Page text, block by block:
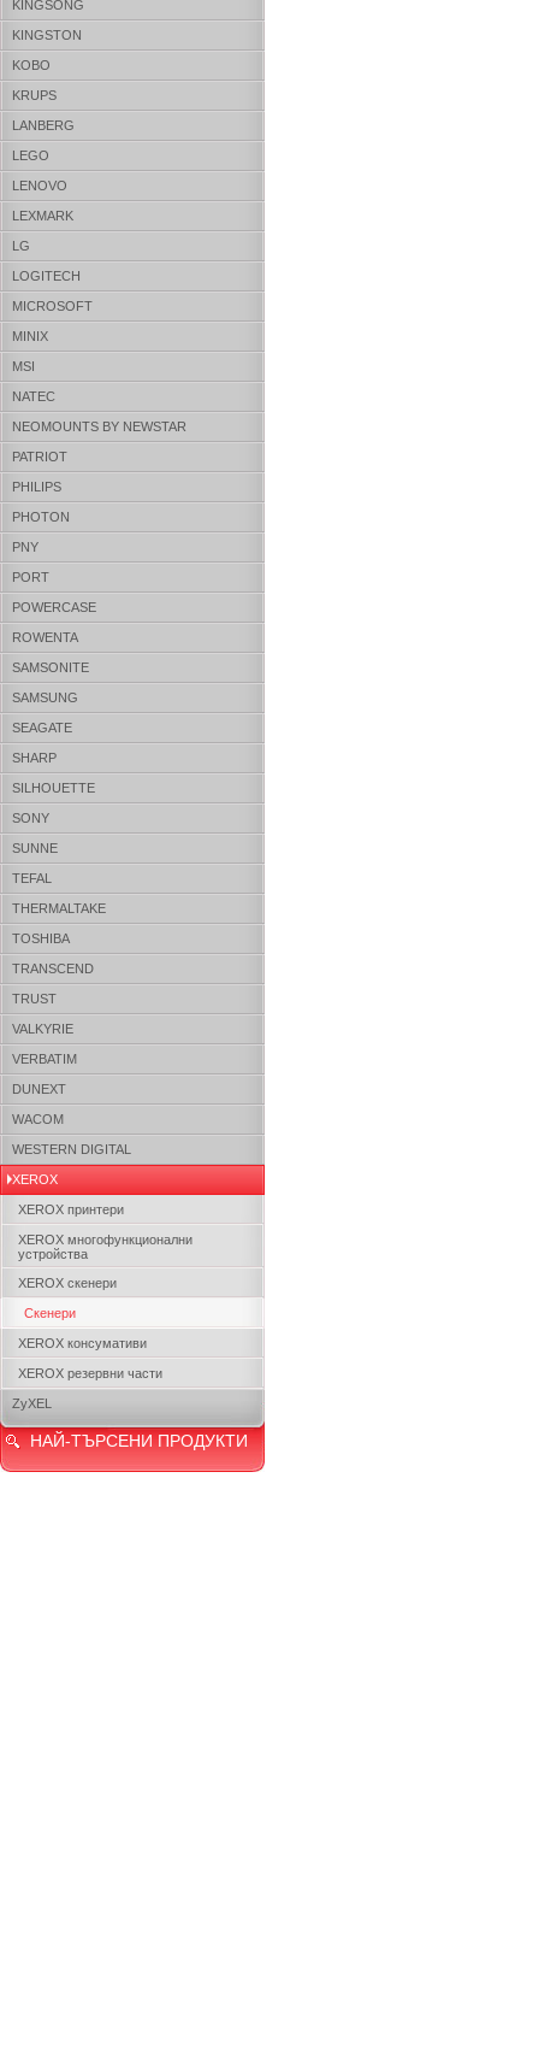
KINGSONG
KINGSTON
KOBO
KRUPS
LANBERG
LEGO
LENOVO
LEXMARK
LG
LOGITECH
MICROSOFT
MINIX
MSI
NATEC
NEOMOUNTS BY NEWSTAR
PATRIOT
PHILIPS
PHOTON
PNY
PORT
POWERCASE
ROWENTA
SAMSONITE
SAMSUNG
SEAGATE
SHARP
SILHOUETTE
SONY
SUNNE
TEFAL
THERMALTAKE
TOSHIBA
TRANSCEND
TRUST
VALKYRIE
VERBATIM
DUNEXT
WACOM
WESTERN DIGITAL
XEROX
XEROX принтери
XEROX многофункционални
устройства
XEROX скенери
Скенери
XEROX консумативи
XEROX резервни части
ZyXEL
НАЙ-ТЪРСЕНИ ПРОДУКТИ